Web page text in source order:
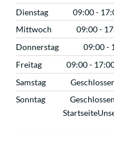
Dienstag
09:00 -
Mittwoch
09:00 -
Donnerstag
09:00 -
Freitag
09:00 -
Samstag
Sonntag
Geschlossen
Startseite